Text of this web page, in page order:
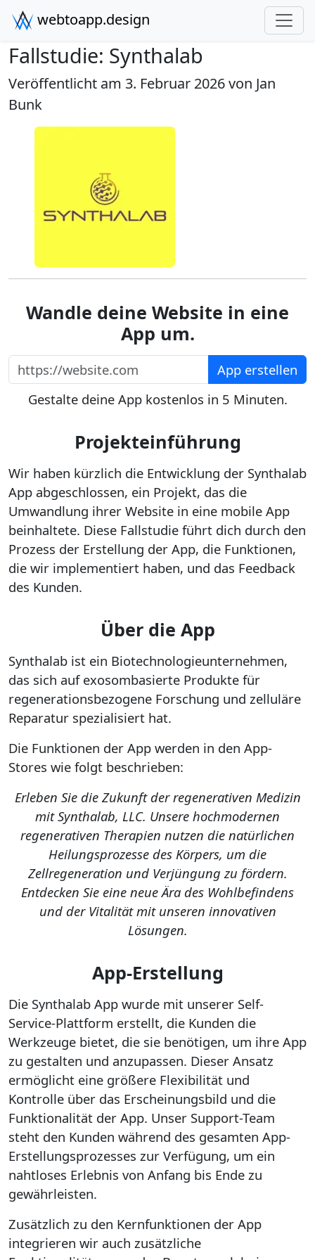
webtoapp.design
Fallstudie: Synthalab
Veröffentlicht am 3. Februar 2026 von Jan
Bunk
Wandle deine Website in eine
App um.
https://website.com
App erstellen
Gestalte deine App kostenlos in 5 Minuten.
Projekteinführung
Wir haben kürzlich die Entwicklung der Synthalab
App abgeschlossen, ein Projekt, das die
Umwandlung ihrer Website in eine mobile App
beinhaltete. Diese Fallstudie führt dich durch den
Prozess der Erstellung der App, die Funktionen,
die wir implementiert haben, und das Feedback
des Kunden.
Über die App
Synthalab ist ein Biotechnologieunternehmen,
das sich auf exosombasierte Produkte für
regenerationsbezogene Forschung und zelluläre
Reparatur spezialisiert hat.
Die Funktionen der App werden in den App-
Stores wie folgt beschrieben:
Erleben Sie die Zukunft der regenerativen Medizin
mit Synthalab, LLC. Unsere hochmodernen
regenerativen Therapien nutzen die natürlichen
Heilungsprozesse des Körpers, um die
Zellregeneration und Verjüngung zu fördern.
Entdecken Sie eine neue Ära des Wohlbefindens
und der Vitalität mit unseren innovativen
Lösungen.
App-Erstellung
Die Synthalab App wurde mit unserer Self-
Service-Plattform erstellt, die Kunden die
Werkzeuge bietet, die sie benötigen, um ihre App
zu gestalten und anzupassen. Dieser Ansatz
ermöglicht eine größere Flexibilität und
Kontrolle über das Erscheinungsbild und die
Funktionalität der App. Unser Support-Team
steht den Kunden während des gesamten App-
Erstellungsprozesses zur Verfügung, um ein
nahtloses Erlebnis von Anfang bis Ende zu
gewährleisten.
Zusätzlich zu den Kernfunktionen der App
integrieren wir auch zusätzliche